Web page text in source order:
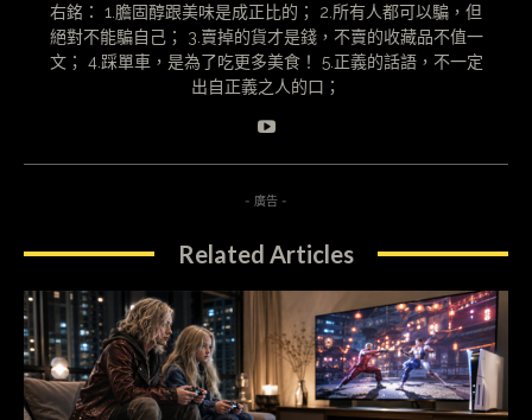
右銘： 1.膽固醇跟美味是成正比的； 2.所有人都可以騙，但
絕對不能騙自己； 3.賣掉的貨才是錢，不賣的收藏品不值一
文； 4.踩單車，是為了吃更多美食！ 5.正義的話語，不一定
出自正義之人的口；
- 廣告 -
Related Articles